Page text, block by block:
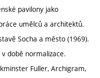
pavilony jako
umělců a architektů.
Socha a město (1969).
době normalizace.
Fuller, Archigram,